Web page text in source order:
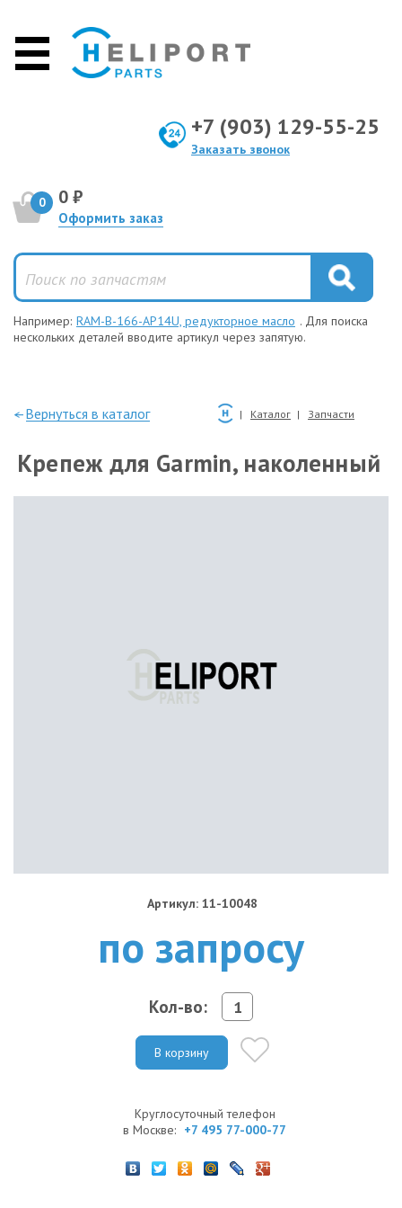
+7 (903) 129-55-25
Заказать звонок
0 0 ₽
Оформить заказ
Например: RAM-B-166-AP14U, редукторное масло . Для поиска
нескольких деталей вводите артикул через запятую.
—Вернуться в каталог Каталог Запчасти
Крепеж для Garmin, наколенный
Артикул: 11-10048
по запросу
Кол-во:
В корзину
Круглосуточный телефон
в Москве: +7 495 77-000-77